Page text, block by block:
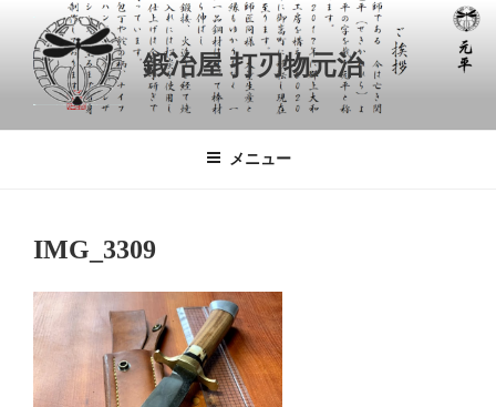
鍛冶屋 打刃物元治
メニュー
IMG_3309